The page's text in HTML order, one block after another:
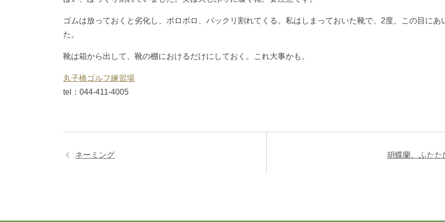
ゴムは放っておくと劣化し、ボロボロ、パックリ割れてくる。私はしまっておいた靴で、2度、この目にあ
た。
靴は箱から出して、靴の棚におけるだけにしておく。これ大事かも。
丸子橋ゴルフ練習場
tel：044-411-4005
ネーミング 胡蝶蘭、ふたた